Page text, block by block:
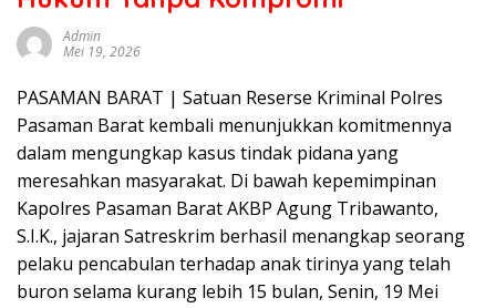
sumbar
tv
live
Admin
Mei 19, 2026
PASAMAN BARAT | Satuan Reserse Kriminal Polres
Pasaman Barat kembali menunjukkan komitmennya
dalam mengungkap kasus tindak pidana yang
meresahkan masyarakat. Di bawah kepemimpinan
Kapolres Pasaman Barat AKBP Agung Tribawanto,
S.I.K., jajaran Satreskrim berhasil menangkap seorang
pelaku pencabulan terhadap anak tirinya yang telah
buron selama kurang lebih 15 bulan, Senin, 19 Mei